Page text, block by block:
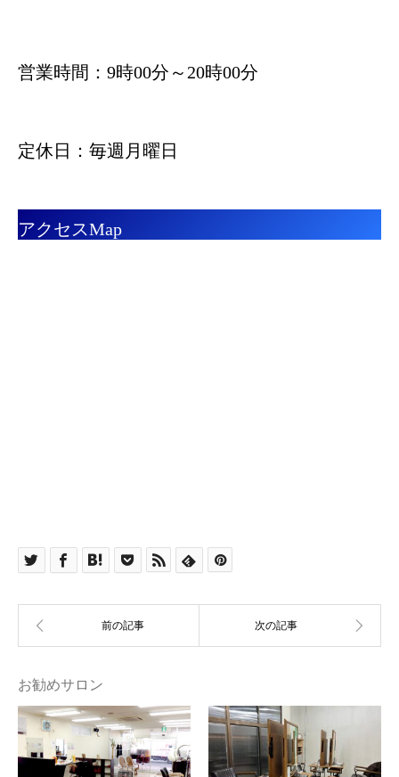
営業時間：9時00分～20時00分
定休日：毎週月曜日
アクセスMap
お勧めサロン